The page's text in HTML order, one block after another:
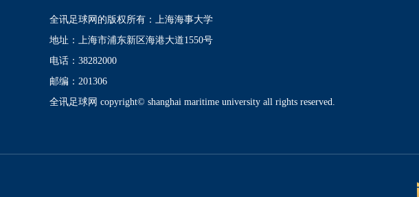
全讯足球网的版权所有：上海海事大学
地址：上海市浦东新区海港大道1550号
电话：38282000
邮编：201306
全讯足球网 copyright© shanghai maritime university all rights reserved.